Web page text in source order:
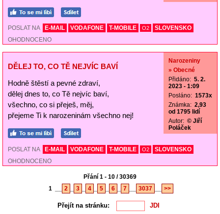
POSLAT NA E-MAIL VODAFONE T-MOBILE O2
SLOVENSKO
OHODNOCENO
DĚLEJ TO, CO TĚ NEJVÍC BAVÍ
Hodně štěstí a pevné zdraví,
dělej dnes to, co Tě nejvíc baví,
všechno, co si přeješ, měj,
přejeme Ti k narozeninám všechno nej!
Narozeniny
» Obecné
Přidáno: 5. 2.
2023 - 1:09
Posláno: 1573x
Známka: 2,93
od 1795 lidí
Autor: © Jiří
Poláček
POSLAT NA E-MAIL VODAFONE T-MOBILE O2
SLOVENSKO
OHODNOCENO
Přání 1 - 10 / 30369
1
2 3 4 5 6 7 3037 >>
Přejít na stránku: